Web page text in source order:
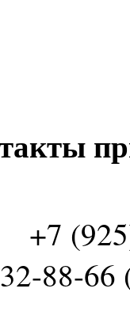
+7
88-66